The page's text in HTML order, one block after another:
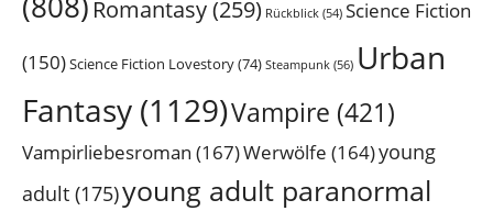
Romantasy(259) Rückblick (54) Science Fiction
(150)Science Fiction Lovestory(74) Steampunk (56) Urban
Fantasy (1129)Vampire (421)
Vampirliebesroman (167)Werwölfe (164)young
adult (175)young adult paranormal